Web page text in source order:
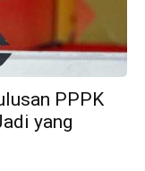
PPPK
yang